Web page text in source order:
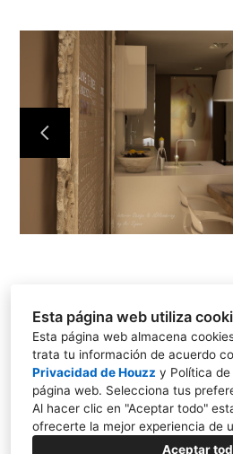
Esta página web utiliza
Esta página web almacena
trata tu información de acuerdo
Privacidad de Houzz y Política
página web. Selecciona tus
Al hacer clic en "Aceptar todo"
ofrecerte la mejor experiencia de
Aceptar
INICIO
NUESTRO
SOBRE
CONTACTO
609 93